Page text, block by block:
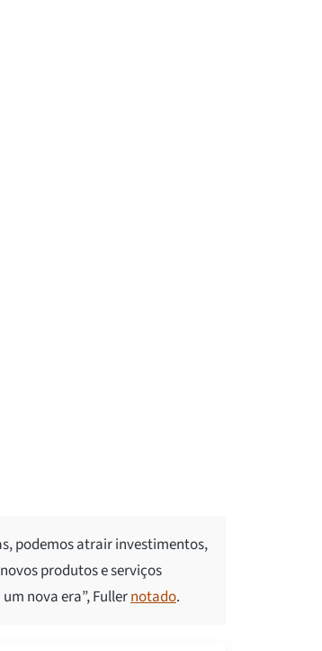
podemos atrair investimentos,
produtos e serviços
nova era”, Fullernotado.